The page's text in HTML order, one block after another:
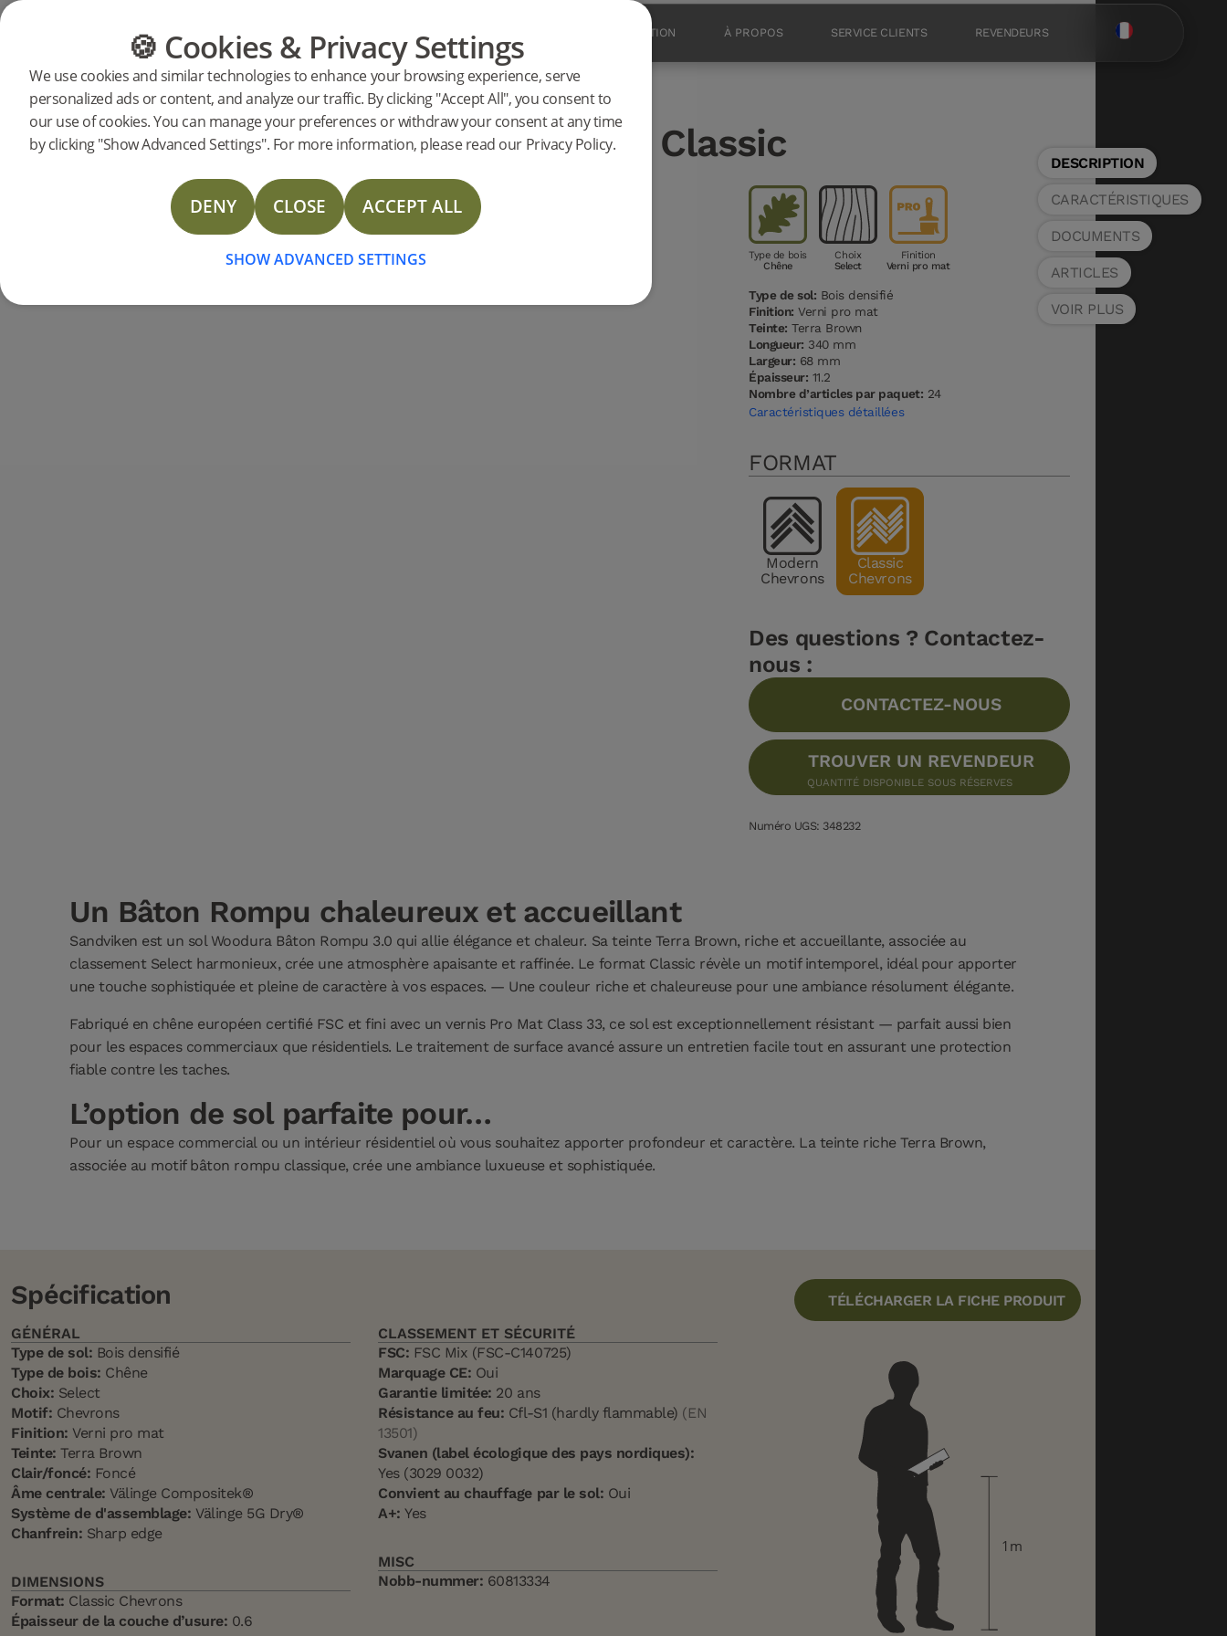
CATÉGORIES GUIDE DES SOLS INSPIRATION À PROPOS SERVICE CLIENTS REVENDEURS
🍪 Cookies & Privacy Settings
We use cookies and similar technologies to enhance your browsing experience, serve
personalized ads or content, and analyze our traffic. By clicking "Accept All", you consent to
our use of cookies. You can manage your preferences or withdraw your consent at any time
by clicking "Show Advanced Settings". For more information, please read our Privacy Policy.
DENY CLOSE ACCEPT ALL
SHOW ADVANCED SETTINGS
Produits Plancher Woodura Bâton Rompu
Woodura Bâton Rompu SANDVIKEN Classic
Type de bois
Chêne
Choix
Select
Finition
Verni pro mat
Type de sol: Bois densifié
Finition: Verni pro mat
Teinte: Terra Brown
Longueur: 340 mm
Largeur: 68 mm
Épaisseur: 11.2
Nombre d’articles par paquet: 24
Caractéristiques détaillées
FORMAT
Modern
Chevrons
Classic
Chevrons
Des questions ? Contactez-
nous :
CONTACTEZ-NOUS
TROUVER UN REVENDEUR
QUANTITÉ DISPONIBLE SOUS RÉSERVES
Numéro UGS: 348232
Un Bâton Rompu chaleureux et accueillant
Sandviken est un sol Woodura Bâton Rompu 3.0 qui allie élégance et chaleur. Sa teinte Terra Brown, riche et accueillante, associée au
classement Select harmonieux, crée une atmosphère apaisante et raffinée. Le format Classic révèle un motif intemporel, idéal pour apporter
une touche sophistiquée et pleine de caractère à vos espaces. — Une couleur riche et chaleureuse pour une ambiance résolument élégante.
Fabriqué en chêne européen certifié FSC et fini avec un vernis Pro Mat Class 33, ce sol est exceptionnellement résistant — parfait aussi bien
pour les espaces commerciaux que résidentiels. Le traitement de surface avancé assure un entretien facile tout en assurant une protection
fiable contre les taches.
L’option de sol parfaite pour…
Pour un espace commercial ou un intérieur résidentiel où vous souhaitez apporter profondeur et caractère. La teinte riche Terra Brown,
associée au motif bâton rompu classique, crée une ambiance luxueuse et sophistiquée.
TÉLÉCHARGER LA FICHE PRODUIT
Spécification
GÉNÉRAL
Type de sol: Bois densifié
Type de bois: Chêne
Choix: Select
Motif: Chevrons
Finition: Verni pro mat
Teinte: Terra Brown
Clair/foncé: Foncé
Âme centrale: Välinge Compositek®
Système de d'assemblage: Välinge 5G Dry®
Chanfrein: Sharp edge
DIMENSIONS
Format: Classic Chevrons
Épaisseur de la couche d’usure: 0.6
CLASSEMENT ET SÉCURITÉ
FSC: FSC Mix (FSC-C140725)
Marquage CE: Oui
Garantie limitée: 20 ans
Résistance au feu: Cfl-S1 (hardly flammable) (EN
13501)
Svanen (label écologique des pays nordiques):
Yes (3029 0032)
Convient au chauffage par le sol: Oui
A+: Yes
MISC
Nobb-nummer: 60813334
1m
DESCRIPTION
CARACTÉRISTIQUES
DOCUMENTS
ARTICLES
VOIR PLUS